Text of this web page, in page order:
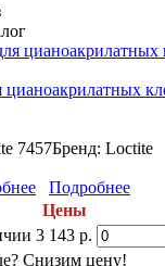
цианоакрилатных
7457Бренд: Loctite
Подробнее
Цены
3 143 р.
Снизим цену!